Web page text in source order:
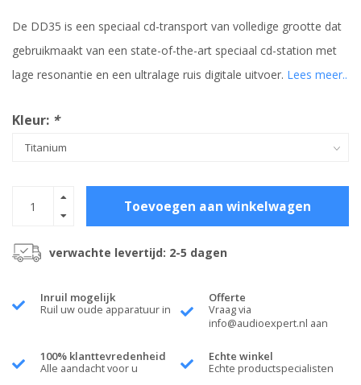
De DD35 is een speciaal cd-transport van volledige grootte dat
gebruikmaakt van een state-of-the-art speciaal cd-station met
lage resonantie en een ultralage ruis digitale uitvoer. Lees meer..
Kleur: *
Toevoegen aan winkelwagen
verwachte levertijd: 2-5 dagen
Inruil mogelijk
Ruil uw oude apparatuur in
Offerte
Vraag via
info@audioexpert.nl aan
100% klanttevredenheid
Alle aandacht voor u
Echte winkel
Echte productspecialisten